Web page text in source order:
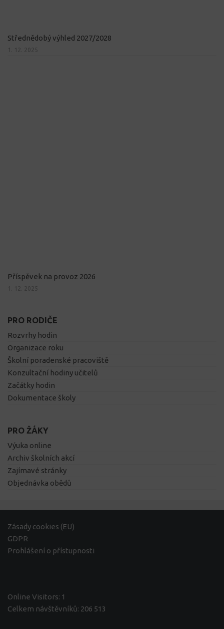
Střednědobý výhled 2027/2028
1. 12. 2025
Příspěvek na provoz 2026
1. 12. 2025
PRO RODIČE
Rozvrhy hodin
Organizace roku
Školní poradenské pracoviště
Konzultační hodiny učitelů
Začátky hodin
Dokumentace školy
PRO ŽÁKY
Výuka online
Archiv školních akcí
Zajímavé stránky
Objednávka obědů
Zásady cookies (EU)
GDPR
Prohlášení o přístupnosti
Online Visitors: 1
Celkem návštěvníků: 206 513